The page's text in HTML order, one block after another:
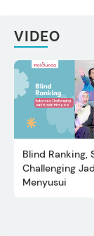
VIDEO
Blind Ranking,
Challenging
Menyusui